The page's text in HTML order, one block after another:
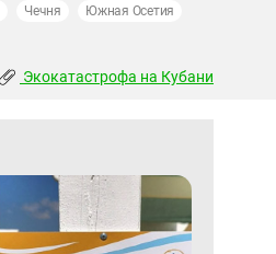
Чечня Южная Осетия
Экокатастрофа на Кубани